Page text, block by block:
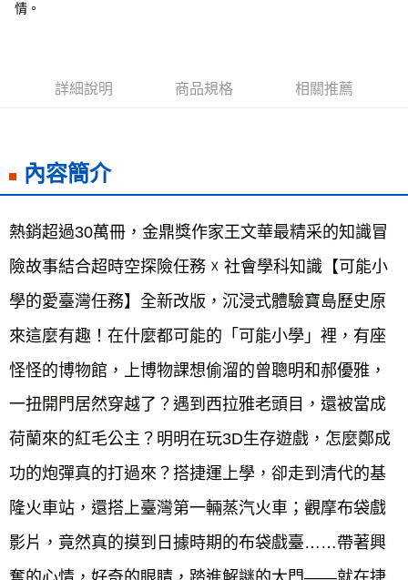
付款後全家取貨
每筆NT$60，滿NT$799(含以上)免運費
每筆NT$60，滿NT$799(含以上)免運費
宅配
每筆NT$200，滿NT$99,999(含以上)免運費
海外叢書運費 查看運費
雜誌海外運費 查看運費
數位商品海外免運 查看運費
情。
詳細說明 商品規格 相關推薦
內容簡介
熱銷超過30萬冊，金鼎獎作家王文華最精采的知識冒
險故事結合超時空探險任務 ☓ 社會學科知識【可能小
學的愛臺灣任務】全新改版，沉浸式體驗寶島歷史原
來這麼有趣！在什麼都可能的「可能小學」裡，有座
怪怪的博物館，上博物課想偷溜的曾聰明和郝優雅，
一扭開門居然穿越了？遇到西拉雅老頭目，還被當成
荷蘭來的紅毛公主？明明在玩3D生存遊戲，怎麼鄭成
功的炮彈真的打過來？搭捷運上學，卻走到清代的基
隆火車站，還搭上臺灣第一輛蒸汽火車；觀摩布袋戲
影片，竟然真的摸到日據時期的布袋戲臺……帶著興